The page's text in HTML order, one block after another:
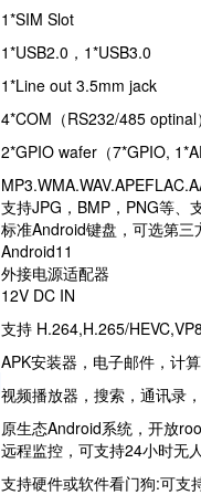
1*SIM Slot
1*USB2.0，1*USB3.0
1*Line out 3.5mm jack
4*COM（RS232/485 optinal）
2*GPIO wafer（7*GPIO,
支持JPG，BMP，PNG等、
标准Android键盘，可选第三
Android11
外接电源适配器
12V DC IN
支持 H.264,H.265/
APK安装器，电子邮件，计
视频播放器，搜索，通讯录
原生态Android系统，开放
远程监控，可支持24小时无
支持硬件或软件看门狗:可支